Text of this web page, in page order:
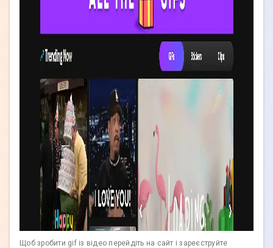
Щоб зробити gif із відео перейдіть на сайт і зареєструйте